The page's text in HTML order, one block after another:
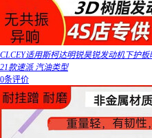
CLCEY适用斯柯达明锐昊锐发动机下护
21款速派 汽油类型
0条评价